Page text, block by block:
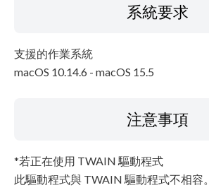
系統要求
支援的作業系統
macOS 10.14.6 - macOS 15.5
注意事項
*若正在使用 TWAIN 驅動程式
此驅動程式與 TWAIN 驅動程式不相容。